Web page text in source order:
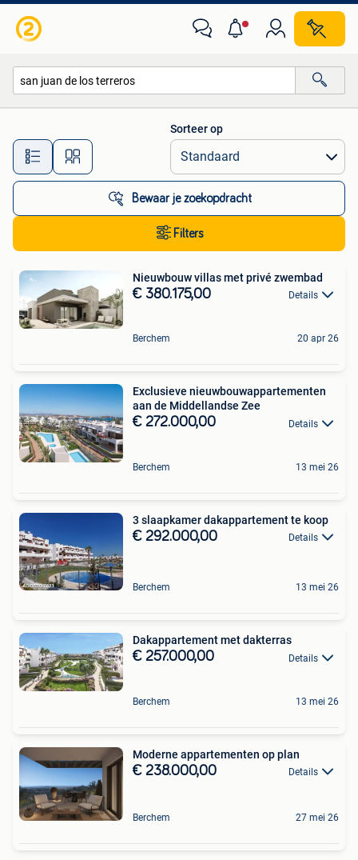
Alle afstanden…
Sorteer op
Bewaar je zoekopdracht
Filters
Nieuwbouw villas met privé zwembad
€ 380.175,00 Details
Berchem 20 apr 26
Exclusieve nieuwbouwappartementen
aan de Middellandse Zee
€ 272.000,00 Details
Berchem 13 mei 26
3 slaapkamer dakappartement te koop
€ 292.000,00 Details
Berchem 13 mei 26
Dakappartement met dakterras
€ 257.000,00 Details
Berchem 13 mei 26
Moderne appartementen op plan
€ 238.000,00 Details
Berchem 27 mei 26